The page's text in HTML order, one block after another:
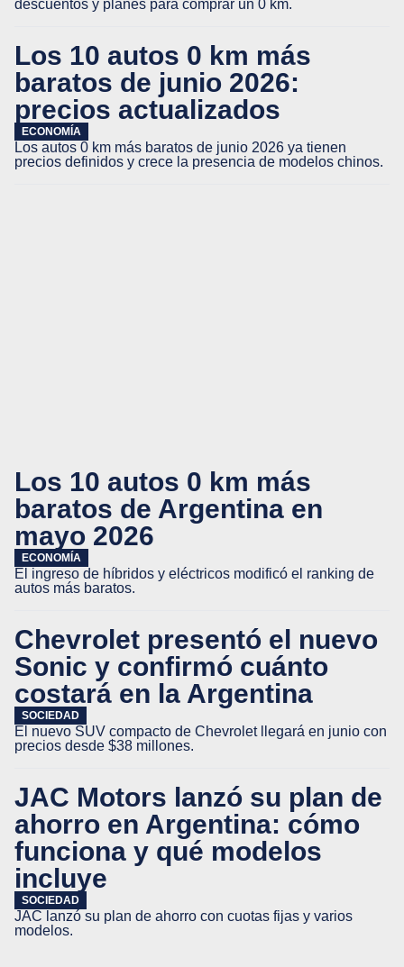
descuentos y planes para comprar un 0 km.
Los 10 autos 0 km más
baratos de junio 2026:
precios actualizados
ECONOMÍA
Los autos 0 km más baratos de junio 2026 ya tienen
precios definidos y crece la presencia de modelos chinos.
Los 10 autos 0 km más
baratos de Argentina en
mayo 2026
ECONOMÍA
El ingreso de híbridos y eléctricos modificó el ranking de
autos más baratos.
Chevrolet presentó el nuevo
Sonic y confirmó cuánto
costará en la Argentina
SOCIEDAD
El nuevo SUV compacto de Chevrolet llegará en junio con
precios desde $38 millones.
JAC Motors lanzó su plan de
ahorro en Argentina: cómo
funciona y qué modelos
incluye
SOCIEDAD
JAC lanzó su plan de ahorro con cuotas fijas y varios
modelos.